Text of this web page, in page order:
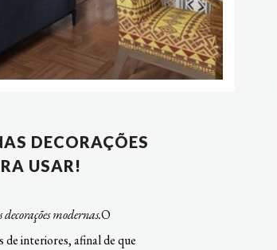
DECORAÇÕES
USAR!
modernas.O
de interiores, afinal de que